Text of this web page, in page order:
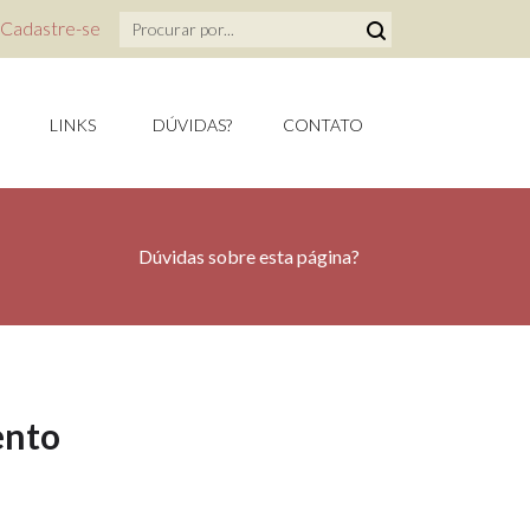
Cadastre-se
LINKS DÚVIDAS? CONTATO
Dúvidas sobre esta página?